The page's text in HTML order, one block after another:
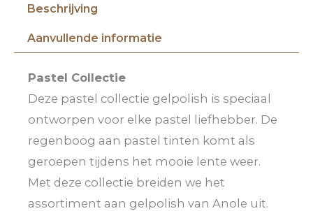
Beschrijving
Aanvullende informatie
Pastel Collectie
Deze pastel collectie gelpolish is speciaal
ontworpen voor elke pastel liefhebber. De
regenboog aan pastel tinten komt als
geroepen tijdens het mooie lente weer.
Met deze collectie breiden we het
assortiment aan gelpolish van Anole uit.